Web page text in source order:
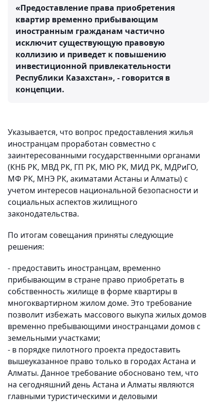
«Предоставление права приобретения
квартир временно прибывающим
иностранным гражданам частично
исключит существующую правовую
коллизию и приведет к повышению
инвестиционной привлекательности
Республики Казахстан», - говорится в
концепции.
Указывается, что вопрос предоставления жилья
иностранцам проработан совместно с
заинтересованными государственными органами
(КНБ РК, МВД РК, ГП РК, МЮ РК, МИД РК, МДРиГО,
МФ РК, МНЭ РК, акиматами Астаны и Алматы) с
учетом интересов национальной безопасности и
социальных аспектов жилищного
законодательства.
По итогам совещания приняты следующие
решения:
- предоставить иностранцам, временно
прибывающим в стране право приобретать в
собственность жилище в форме квартиры в
многоквартирном жилом доме. Это требование
позволит избежать массового выкупа жилых домов
временно пребывающими иностранцами домов с
земельными участками;
- в порядке пилотного проекта предоставить
вышеуказанное право только в городах Астана и
Алматы. Данное требование обосновано тем, что
на сегодняшний день Астана и Алматы являются
главными туристическими и деловыми